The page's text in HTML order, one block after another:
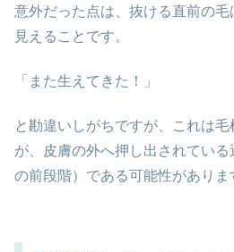
意外だった点は、抜ける直前の
見えることです。
「また生えてきた！」
と勘違いしがちですが、これは
が、皮膚の外へ押し出されてい
の前段階）である可能性がありま